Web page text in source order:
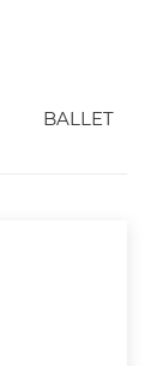
BALLET